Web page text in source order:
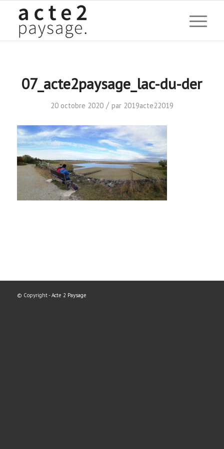
07_acte2paysage_lac-du-der
20 octobre 2020 / par 2019acte22019
© Copyright -Acte 2 Paysage